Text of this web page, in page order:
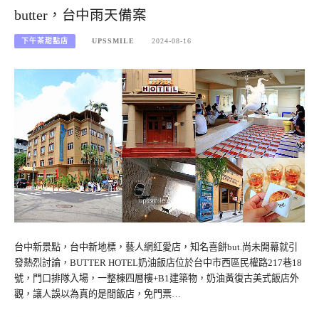
butter，台中雨天備案
下午茶甜點店 UPSSMILE 2024-08-16
台中新景點，台中新地標，藝人網紅愛店，知名喜餅but.尚未開幕就引
發熱烈討論，BUTTER HOTEL奶油飯店位於台中市西區民權路217巷18
號，門口排隊入場，一整棟四層樓+B1建築物，奶油黃復古美式飯店外
觀，讓人誤以為真的是間飯店，免門票…